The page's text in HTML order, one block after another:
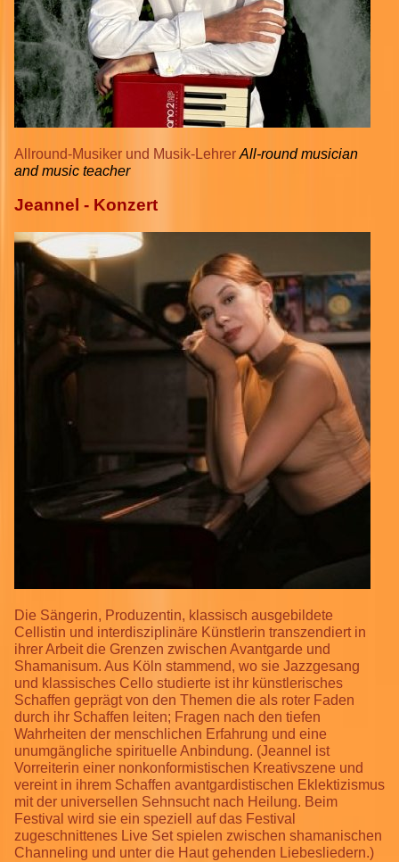
Allround-Musiker und Musik-Lehrer All-round musician
and music teacher
Jeannel - Konzert
Die Sängerin, Produzentin, klassisch ausgebildete
Cellistin und interdisziplinäre Künstlerin transzendiert in
ihrer Arbeit die Grenzen zwischen Avantgarde und
Shamanisum. Aus Köln stammend, wo sie Jazzgesang
und klassisches Cello studierte ist ihr künstlerisches
Schaffen geprägt von den Themen die als roter Faden
durch ihr Schaffen leiten; Fragen nach den tiefen
Wahrheiten der menschlichen Erfahrung und eine
unumgängliche spirituelle Anbindung. (Jeannel ist
Vorreiterin einer nonkonformistischen Kreativszene und
vereint in ihrem Schaffen avantgardistischen Eklektizismus
mit der universellen Sehnsucht nach Heilung. Beim
Festival wird sie ein speziell auf das Festival
zugeschnittenes Live Set spielen zwischen shamanischen
Channeling und unter die Haut gehenden Liebesliedern.)